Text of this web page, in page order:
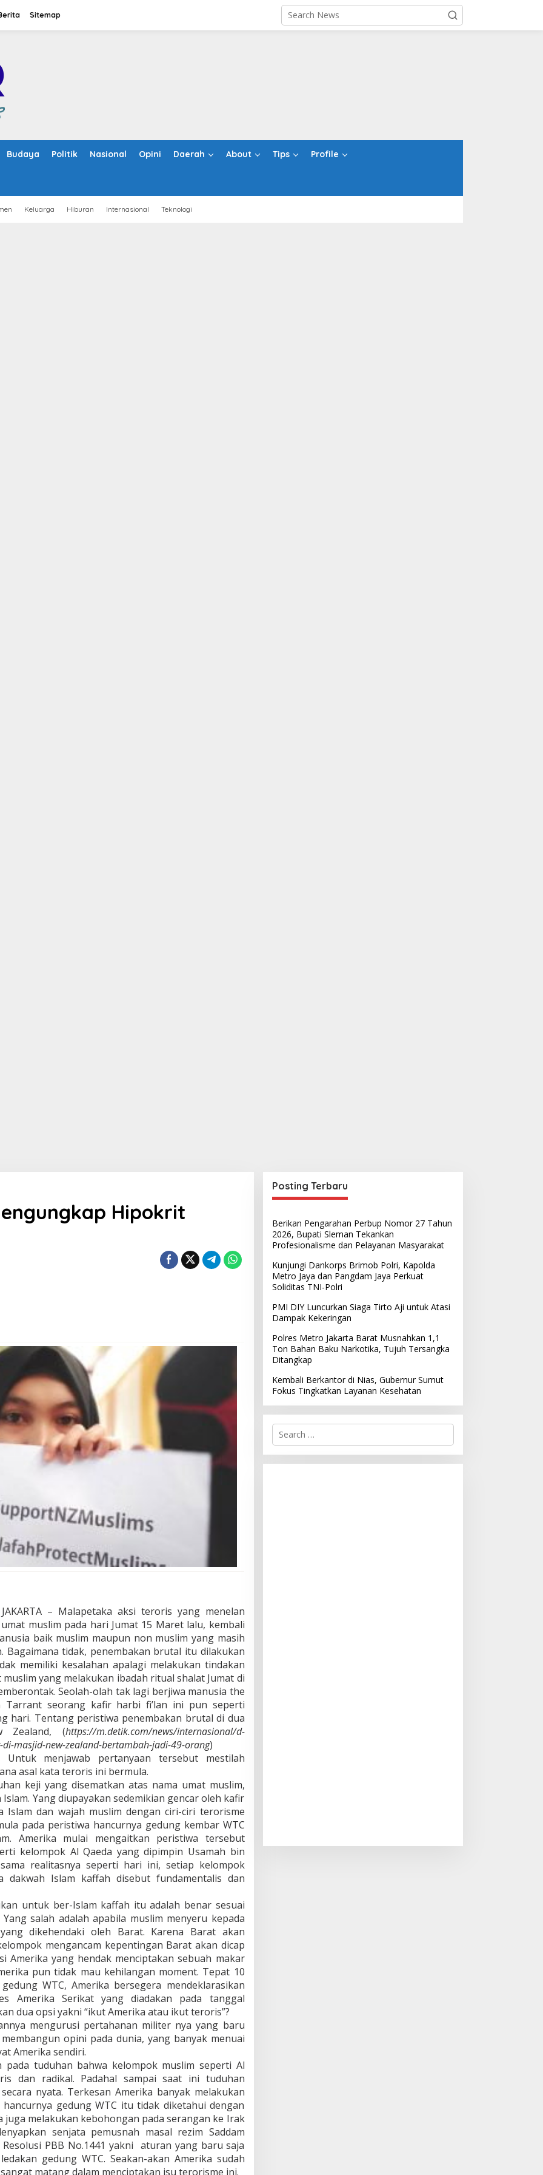
Sitemap
Budaya Politik Nasional Opini Daerah About Tips Profile
Keluarga Hiburan Internasional Teknologi
Hipokrit
JAKARTA – Malapetaka aksi teroris yang menelan
muslim pada hari Jumat 15 Maret lalu, kembali
baik muslim maupun non muslim yang masih
Bagaimana tidak, penembakan brutal itu dilakukan
memiliki kesalahan apalagi melakukan tindakan
yang melakukan ibadah ritual shalat Jumat di
Seolah-olah tak lagi berjiwa manusia the
seorang kafir harbi fi’lan ini pun seperti
hari. Tentang peristiwa penembakan brutal di dua
Zealand, (https://m.detik.com/news/internasional/d-
masjid-new-zealand-bertambah-jadi-49-orang)
Untuk menjawab pertanyaan tersebut mestilah
asal kata teroris ini bermula.
keji yang disematkan atas nama umat muslim,
Yang diupayakan sedemikian gencar oleh kafir
Islam dan wajah muslim dengan ciri-ciri terorisme
pada peristiwa hancurnya gedung kembar WTC
Amerika mulai mengaitkan peristiwa tersebut
kelompok Al Qaeda yang dipimpin Usamah bin
realitasnya seperti hari ini, setiap kelompok
dakwah Islam kaffah disebut fundamentalis dan
untuk ber-Islam kaffah itu adalah benar sesuai
salah adalah apabila muslim menyeru kepada
dikehendaki oleh Barat. Karena Barat akan
mengancam kepentingan Barat akan dicap
Amerika yang hendak menciptakan sebuah makar
pun tidak mau kehilangan moment. Tepat 10
WTC, Amerika bersegera mendeklarasikan
Amerika Serikat yang diadakan pada tanggal
dua opsi yakni “ikut Amerika atau ikut teroris”?
mengurusi pertahanan militer nya yang baru
opini pada dunia, yang banyak menuai
Amerika sendiri.
pada tuduhan bahwa kelompok muslim seperti Al
dan radikal. Padahal sampai saat ini tuduhan
nyata. Terkesan Amerika banyak melakukan
gedung WTC itu tidak diketahui dengan
juga melakukan kebohongan pada serangan ke Irak
senjata pemusnah masal rezim Saddam
PBB No.1441 yakni aturan yang baru saja
gedung WTC. Seakan-akan Amerika sudah
matang dalam menciptakan isu terorisme ini.
Posting Terbaru
Berikan Pengarahan Perbup Nomor 27 Tahun
2026, Bupati Sleman Tekankan
Profesionalisme dan Pelayanan Masyarakat
Kunjungi Dankorps Brimob Polri, Kapolda
Metro Jaya dan Pangdam Jaya Perkuat
Soliditas TNI-Polri
PMI DIY Luncurkan Siaga Tirto Aji untuk Atasi
Dampak Kekeringan
Polres Metro Jakarta Barat Musnahkan 1,1
Ton Bahan Baku Narkotika, Tujuh Tersangka
Ditangkap
Kembali Berkantor di Nias, Gubernur Sumut
Fokus Tingkatkan Layanan Kesehatan
S
r